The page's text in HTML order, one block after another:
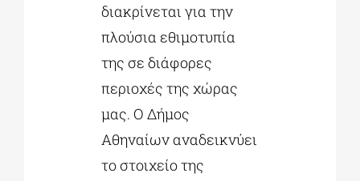
διακρίνεται για την
πλούσια εθιμοτυπία
της σε διάφορες
περιοχές της χώρας
μας. Ο Δήμος
Αθηναίων αναδεικνύει
το στοιχείο της